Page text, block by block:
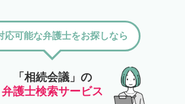
「相続会議」の
弁護士検索サービス
応可能な弁護士をお探しなら